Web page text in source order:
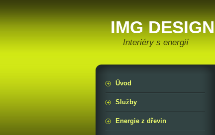
IMG DESIGN
Interiéry s energií
Úvod
Služby
Energie z dřevin